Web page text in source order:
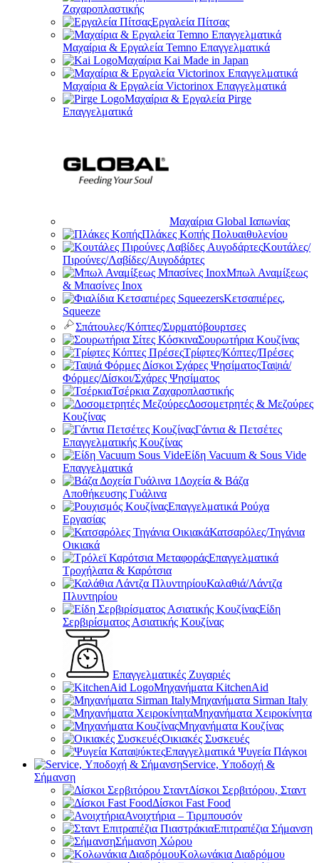
Ζαχαροπλαστικής
Εργαλεία Πίτσας
Μαχαίρια & Εργαλεία Temno Επαγγελματικά
Μαχαίρια Kai Made in Japan
Μαχαίρια & Εργαλεία Victorinox Επαγγελματικά
Μαχαίρια & Εργαλεία Pirge
Επαγγελματικά
Μαχαίρια Global Ιαπωνίας
Πλάκες Κοπής Πολυαιθυλενίου
Κουτάλες/
Πιρούνες/Λαβίδες/Αυγοδάρτες
Μπωλ Αναμίξεως
& Μπασίνες Inox
Κετσαπιέρες,
Squeeze
Σπάτουλες/Κόπτες/Συρματόβουρτσες
Σουρωτήρια Κουζίνας
Τρίφτες/Κόπτες/Πρέσες
Ταψιά/
Φόρμες/Δίσκοι/Σχάρες Ψησίματος
Τσέρκια Ζαχαροπλαστικής
Δοσομετρητές & Μεζούρες
Κουζίνας
Γάντια & Πετσέτες
Επαγγελματικής Κουζίνας
Είδη Vacuum & Sous Vide
Επαγγελματικά
Δοχεία & Βάζα
Αποθήκευσης Γυάλινα
Επαγγελματικά Ρούχα
Εργασίας
Κατσαρόλες/Τηγάνια
Οικιακά
Επαγγελματικά
Τροχήλατα & Καρότσια
Καλαθιά/Λάντζα
Πλυντηρίου
Είδη
Σερβιρίσματος Ασιατικής Κουζίνας
Επαγγελματικές Ζυγαριές
Μηχανήματα KitchenAid
Μηχανήματα Sirman Italy
Μηχανήματα Χειροκίνητα
Μηχανήματα Κουζίνας
Οικιακές Συσκευές
Επαγγελματικά Ψυγεία Πάγκοι
Service, Υποδοχή &
Σήμανση
Δίσκοι Σερβιτόρου, Σταντ
Δίσκοι Fast Food
Ανοιχτήρια – Τιρμπουσόν
Επιτραπέζια Σήμανση
Σήμανση Χώρου
Κολωνάκια Διαδρόμου